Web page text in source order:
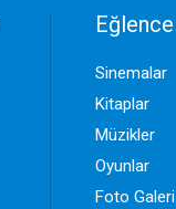
Eğlence
Sinemalar
Kitaplar
Müzikler
Oyunlar
Foto Galeri